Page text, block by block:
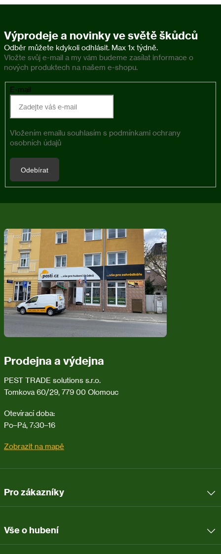
Výprodeje a novinky ve světě škůdců
Vložte svůj e-mail a my vám budeme zasílat informace o
nových produktech na našem e-shopu.
E-mail
Vložením emailu souhlasím s podmínkami ochrany
osobních údajů
Odebírat
p
a
Prodejna a výdejna
PEST TRADE solutions s.r.o.
Tomkova 60/29, 779 00 Olomouc
Otevírací doba:
Po–Pá, 7:30–16
Zobrazit na mapě
Pro zákazníky
Vše o hubení